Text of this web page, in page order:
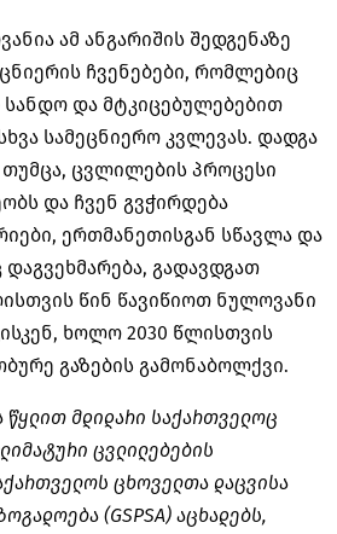
ამ ანგარიშის შედგენაზე
ჩვენებები, რომლებიც
სანდო და მტკიცებულებებით
სამეცნიერო კვლევას. დადგა
ცვლილების პროცესი
და ჩვენ გვჭირდება
ერთმანეთისგან სწავლა და
გადავდგათ
წინ წავიწიოთ ნულოვანი
ხოლო 2030 წლისთვის
გაზების გამონაბოლქვი.
მდიდარი საქართველოც
ცვლილებების
ცხოველთა დაცვისა
(GSPSA) აცხადებს,